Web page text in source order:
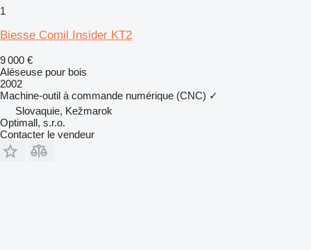
1
Biesse Comil Insider KT2
9 000 €
Aléseuse pour bois
2002
Machine-outil à commande numérique (CNC) ✓
Slovaquie, Kežmarok
Optimall, s.r.o.
Contacter le vendeur